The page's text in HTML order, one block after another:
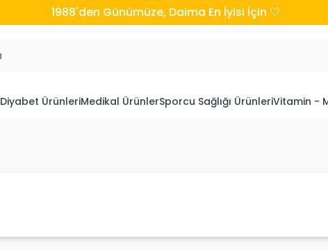
1988'den Günümüze, Daima En İyisi İçin 🤍
Diyabet ÜrünleriMedikal ÜrünlerSporcu Sağlığı ÜrünleriVitamin -